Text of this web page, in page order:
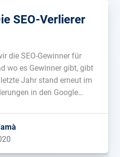
SEO-Verlierer
die SEO-Gewinner für
wo es Gewinner gibt, gibt
Jahr stand erneut im
in den Google
mitnehmen könnt....